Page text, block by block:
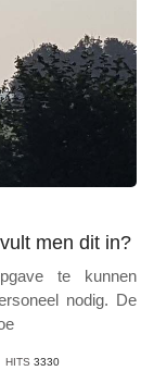
men dit in?
te kunnen
nodig. De
HITS 3330